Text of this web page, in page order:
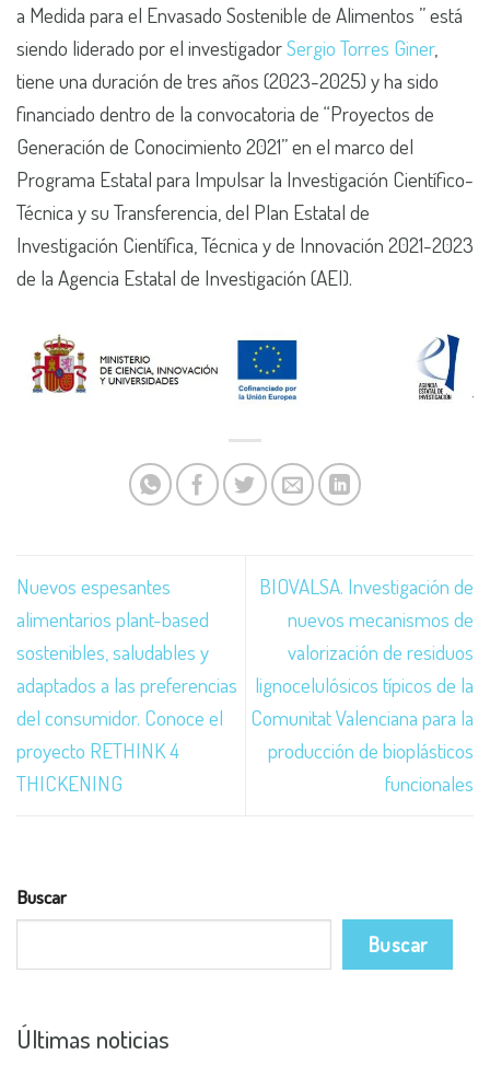
a Medida para el Envasado Sostenible de Alimentos ” está
siendo liderado por el investigadorSergio Torres Giner,
tiene una duración de tres años (2023-2025) y ha sido
financiado dentro de la convocatoria de “Proyectos de
Generación de Conocimiento 2021” en el marco del
Programa Estatal para Impulsar la Investigación Científico-
Técnica y su Transferencia, del Plan Estatal de
Investigación Científica, Técnica y de Innovación 2021-2023
de la Agencia Estatal de Investigación (AEI).
Nuevos espesantes
alimentarios plant-based
sostenibles, saludables y
adaptados a las preferencias
del consumidor. Conoce el
proyecto RETHINK 4
THICKENING
BIOVALSA. Investigación de
nuevos mecanismos de
valorización de residuos
lignocelulósicos típicos de la
Comunitat Valenciana para la
producción de bioplásticos
funcionales
Buscar
Buscar
Últimas noticias